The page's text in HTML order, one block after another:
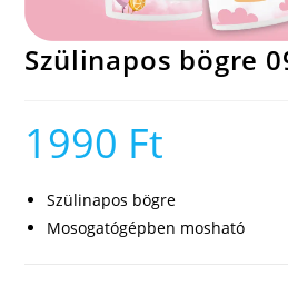
Szülinapos bögre
1990 Ft
Szülinapos bögre
Mosogatógépben mosható